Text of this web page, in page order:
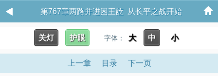
第767章两路并进困王龁 从长平之战开始
关灯 护眼 字体： 大 中 小
上一章 目录 下一页